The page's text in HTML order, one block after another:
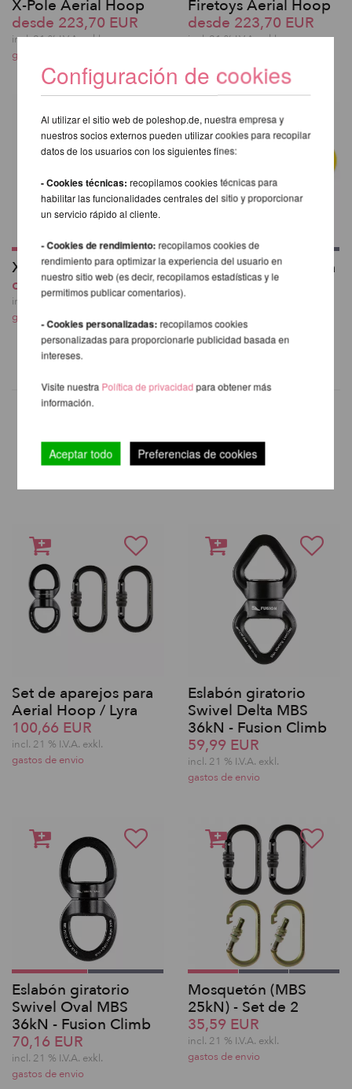
X-Pole Aerial Hoop
desde 223,70 EUR
incl. 21 % I.V.A. exkl.
gastos de envio
Firetoys Aerial Hoop
desde 223,70 EUR
incl. 21 % I.V.A. exkl.
X-Fly Flying Pole Pro
desde 334,53 EUR
incl. 21 % I.V.A. exkl.
gastos de envio
Aerial Cinta Adhesiva
50m
incl. 21 % I.V.A. exkl.
gastos de envio
OTROS PRODUCTOS DE LA
Set de aparejos para
Aerial Hoop / Lyra
100,66 EUR
incl. 21 % I.V.A. exkl.
gastos de envio
Eslabón giratorio
Swivel Delta MBS
36kN - Fusion Climb
59,99 EUR
incl. 21 % I.V.A. exkl.
gastos de envio
Eslabón giratorio
Swivel Oval MBS
36kN - Fusion Climb
70,16 EUR
incl. 21 % I.V.A. exkl.
gastos de envio
Mosquetón (MBS
25kN) - Set de 2
35,59 EUR
incl. 21 % I.V.A. exkl.
gastos de envio
Configuración de cookies
Al utilizar el sitio web de poleshop.de, nuestra empresa y
nuestros socios externos pueden utilizar cookies para recopilar
datos de los usuarios con los siguientes fines:
- Cookies técnicas:recopilamos cookies técnicas para
habilitar las funcionalidades centrales del sitio y proporcionar
un servicio rápido al cliente.
- Cookies de rendimiento: recopilamos cookies de
rendimiento para optimizar la experiencia del usuario en
nuestro sitio web (es decir, recopilamos estadísticas y le
permitimos publicar comentarios).
- Cookies personalizadas: recopilamos cookies
personalizadas para proporcionarle publicidad basada en
intereses.
Visite nuestra Política de privacidadpara obtener más
información.
Aceptar todo Preferencias de cookies